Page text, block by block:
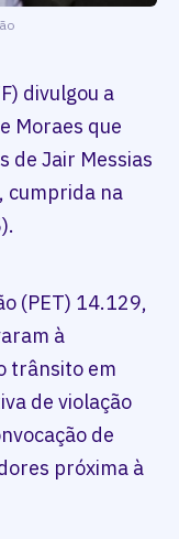
divulgou a
Moraes que
de Jair Messias
cumprida na
(PET) 14.129,
à
trânsito em
de violação
de
próxima à